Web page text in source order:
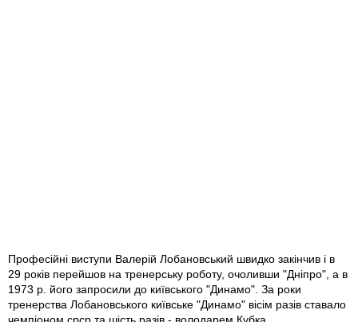
Професійні виступи Валерій Лобановський швидко закінчив і в
29 років перейшов на тренерську роботу, очоливши "Дніпро", а в
1973 р. його запросили до київського "Динамо". За роки
тренерства Лобановського київське "Динамо" вісім разів ставало